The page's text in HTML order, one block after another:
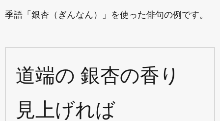
季語「銀杏（ぎんなん）」を使った俳句の例です。
道端の 銀杏の香り
見上げれば